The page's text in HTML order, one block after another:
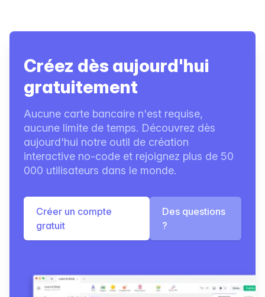
Créez dès aujourd'hui
gratuitement
Aucune carte bancaire n'est requise,
aucune limite de temps. Découvrez dès
aujourd'hui notre outil de création
interactive no-code et rejoignez plus de 50
000 utilisateurs dans le monde.
Créer un compte
gratuit
Des questions
?